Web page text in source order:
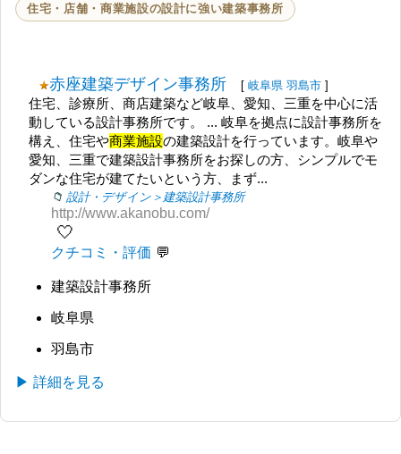
住宅・店舗・商業施設の設計に強い建築事務所
赤座建築デザイン事務所 [ 岐阜県 羽島市 ]
住宅、診療所、商店建築など岐阜、愛知、三重を中心に活
動している設計事務所です。 ... 岐阜を拠点に設計事務所を
構え、住宅や商業施設の建築設計を行っています。岐阜や
愛知、三重で建築設計事務所をお探しの方、シンプルでモ
ダンな住宅が建てたいという方、まず...
設計・デザイン＞建築設計事務所
http://www.akanobu.com/
🤍
クチコミ・評価
建築設計事務所
岐阜県
羽島市
▶ 詳細を見る